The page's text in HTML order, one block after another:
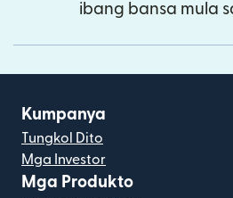
ibang bansa mula
Kumpanya
Tungkol Dito
Mga Investor
Mga Produkto